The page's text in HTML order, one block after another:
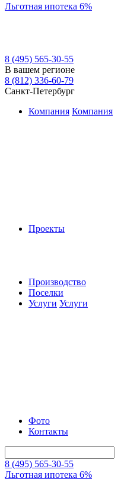
Льготная ипотека 6%
8 (495) 565-30-55
В вашем регионе
8 (812) 336-60-79
Санкт-Петербург
Компания Компания
Проекты
Производство
Поселки
Услуги Услуги
Фото
Контакты
8 (495) 565-30-55
Льготная ипотека 6%